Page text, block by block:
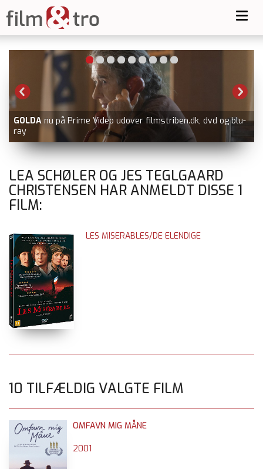
GOLDA nu på Prime Video udover filmstriben.dk, dvd og blu-
ray
LEA SCHØLER OG JES TEGLGAARD
CHRISTENSEN HAR ANMELDT DISSE 1
FILM:
LES MISERABLES/DE ELENDIGE
10 TILFÆLDIG VALGTE FILM
OMFAVN MIG MÅNE
2001